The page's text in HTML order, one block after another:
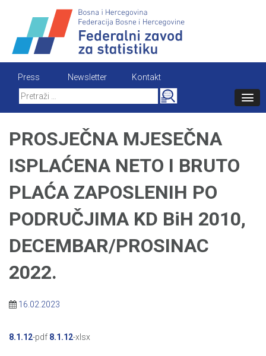
content
Press Newsletter
Kontakt
Search
for:
PROSJEČNA MJESEČNA
ISPLAĆENA NETO I BRUTO
PLAĆA ZAPOSLENIH PO
PODRUČJIMA KD BiH 2010,
DECEMBAR/PROSINAC
2022.
16.02.2023
8.1.12-pdf 8.1.12-xlsx